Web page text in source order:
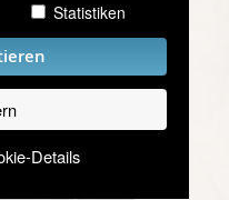
Statistiken
Details